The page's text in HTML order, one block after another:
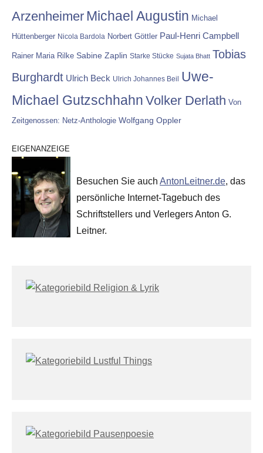
Arzenheimer Michael Augustin Michael
Hüttenberger Nicola Bardola Norbert Göttler Paul-Henri Campbell
Rainer Maria Rilke Sabine Zaplin Starke Stücke Sujata Bhatt Tobias
Burghardt Ulrich Beck Ulrich Johannes Beil
Uwe-
Michael Gutzschhahn Volker Derlath Von
Zeitgenossen: Netz-Anthologie Wolfgang Oppler
EIGENANZEIGE
Besuchen Sie auch AntonLeitner.de, das
persönliche Internet-Tagebuch des
Schriftstellers und Verlegers Anton G.
Leitner.